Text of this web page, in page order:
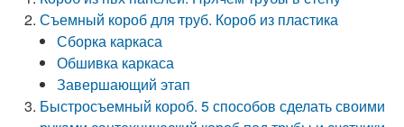
Съемный короб для труб. Короб из пластика
Сборка каркаса
Обшивка каркаса
Завершающий этап
Быстросъемный короб. 5 способов сделать своими